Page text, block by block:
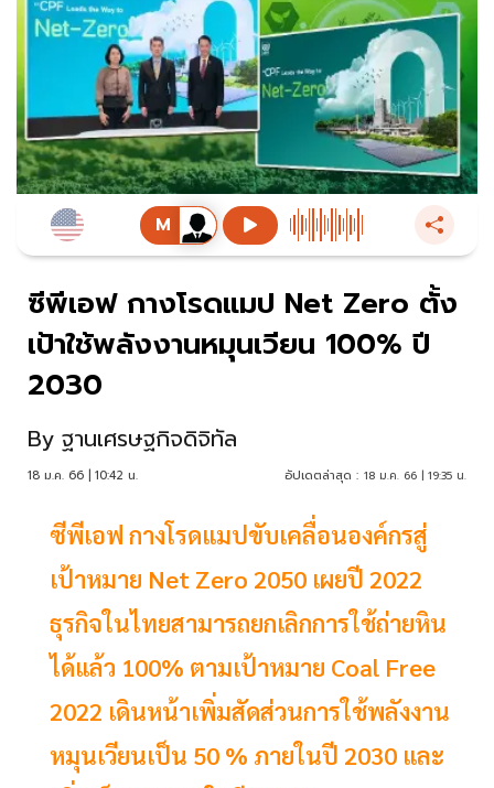
ซีพีเอฟ กางโรดแมป Net Zero ตั้ง
เป้าใช้พลังงานหมุนเวียน 100% ปี
2030
By ฐานเศรษฐกิจดิจิทัล
18 ม.ค. 66 | 10:42 น. อัปเดตล่าสุด : 18 ม.ค. 66 | 19:35 น.
ซีพีเอฟ กางโรดแมปขับเคลื่อนองค์กรสู่
เป้าหมาย Net Zero 2050 เผยปี 2022
ธุรกิจในไทยสามารถยกเลิกการใช้ถ่ายหิน
ได้แล้ว 100% ตามเป้าหมาย Coal Free
2022 เดินหน้าเพิ่มสัดส่วนการใช้พลังงาน
หมุนเวียนเป็น 50 % ภายในปี 2030 และ